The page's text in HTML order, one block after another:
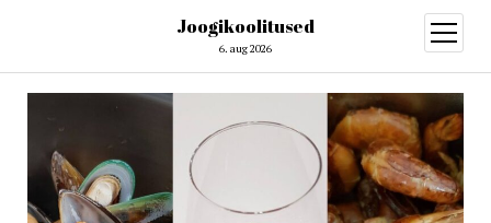
Joogikoolitused
6. aug 2026
open
menu